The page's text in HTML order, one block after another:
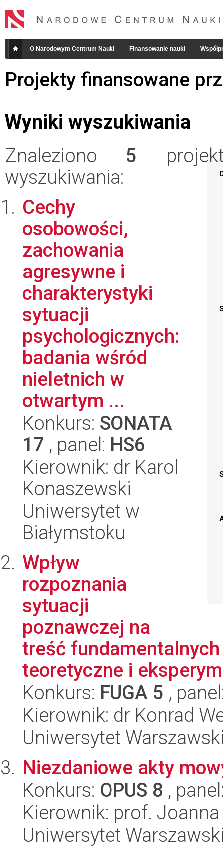
O Narodowym Centrum Nauki Finansowanie nauki
Projekty finansowane
Wyniki wyszukiwania
Znaleziono 5
wyszukiwania:
Cechy
osobowości,
zachowania
agresywne i
charakterystyki
sytuacji
psychologicznych:
badania wśród
nieletnich w
otwartym ...
Konkurs: SONATA
17 , panel: HS6
Kierownik: dr Karol
Konaszewski
Uniwersytet w
Białymstoku
Wpływ
rozpoznania
sytuacji
poznawczej na
treść
teoretyczne i
Konkurs: FUGA 5 ,
Kierownik: dr Konrad
Uniwersytet
Niezdaniowe akty
Konkurs: OPUS 8 ,
Kierownik: prof.
Uniwersytet